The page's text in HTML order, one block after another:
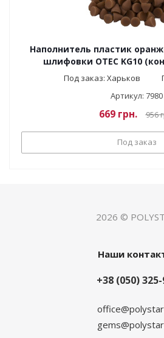
Наполнитель пластик
шлифовки OTEC KG10
Под заказ: Харьков
Артикул: 7980
669грн. 956
Под заказ
2026 ©
Наши
+38 (050)